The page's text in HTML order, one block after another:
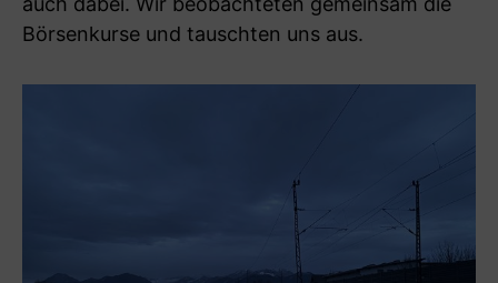
Börsenkurse und tauschten uns aus.